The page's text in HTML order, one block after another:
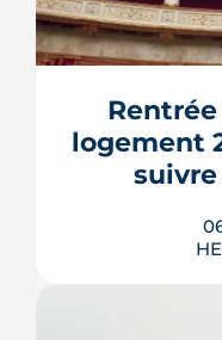
logement